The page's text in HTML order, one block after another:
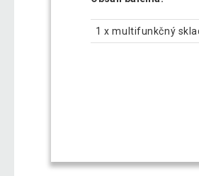
1 x multifunkčný